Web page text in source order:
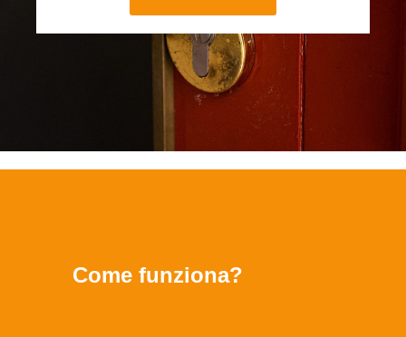
Come funziona?